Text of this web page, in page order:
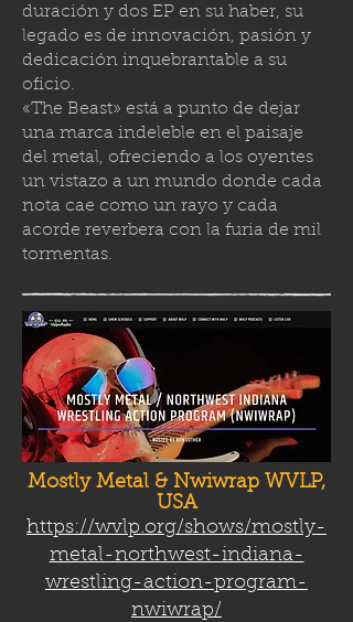
duración y dos EP en su haber, su
legado es de innovación, pasión y
dedicación inquebrantable a su
oficio.
«The Beast» está a punto de dejar
una marca indeleble en el paisaje
del metal, ofreciendo a los oyentes
un vistazo a un mundo donde cada
nota cae como un rayo y cada
acorde reverbera con la furia de mil
tormentas.
Mostly Metal & Nwiwrap WVLP,
USA
https://wvlp.org/shows/mostly-
metal-northwest-indiana-
wrestling-action-program-
nwiwrap/